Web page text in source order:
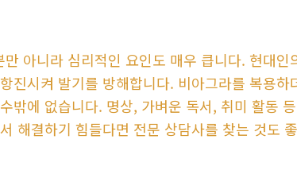
아니라 심리적인 요인도 매우 큽니다. 현대인
진시켜 발기를 방해합니다. 비아그라를 복용하
밖에 없습니다. 명상, 가벼운 독서, 취미 활동
해결하기 힘들다면 전문 상담사를 찾는 것도